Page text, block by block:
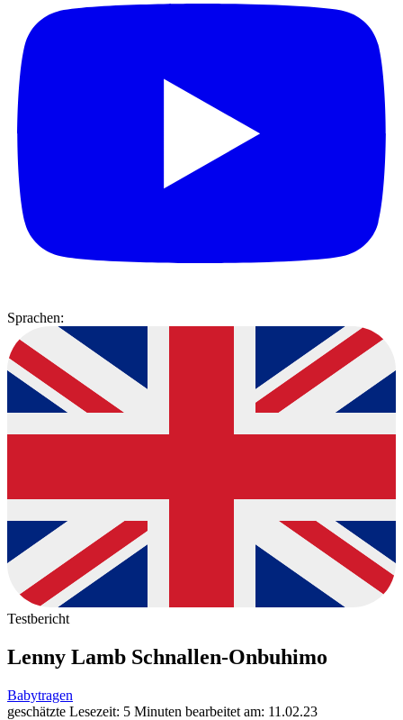
Sprachen:
Testbericht
Lenny Lamb Schnallen-Onbuhimo
Babytragen
geschätzte Lesezeit: 5 Minuten bearbeitet am: 11.02.23